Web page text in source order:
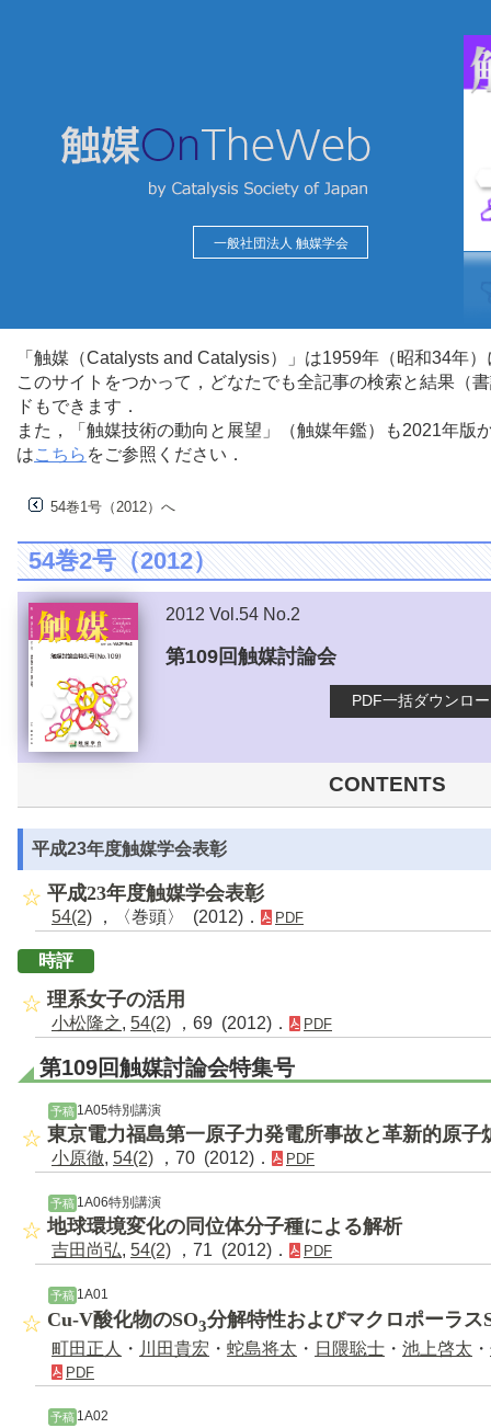
一般社団法人 触媒学会
「触媒（Catalysts and Catalysis）」は1959年（昭和34年
このサイトをつかって，どなたでも全記事の検索と結果（
ドもできます．
また，「触媒技術の動向と展望」（触媒年鑑）も2021年
はこちら をご参照ください．
54巻1号（2012）へ
54巻2号（2012）
2012 Vol.54 No.2
第109回触媒討論会
PDF一括ダウンロ
CONTENTS
平成23年度触媒学会表彰
平成23年度触媒学会表彰
54(2) ，〈巻頭〉 (2012)． PDF
時評
理系女子の活用
小松隆之, 54(2) ，69 (2012)． PDF
第109回触媒討論会特集号
予稿1A05特別講演
東京電力福島第一原子力発電所事故と革新的原子
小原徹, 54(2) ，70 (2012)． PDF
予稿 1A06特別講演
地球環境変化の同位体分子種による解析
吉田尚弘, 54(2) ，71 (2012)． PDF
予稿 1A01
Cu-V酸化物のSO3分解特性およびマクロポーラス
町田正人 ・ 川田貴宏 ・ 蛇島将太 ・ 日隈聡士 ・ 池上啓太 ・
PDF
予稿 1A02